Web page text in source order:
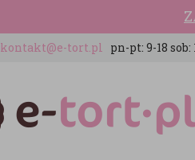
kontakt@e-tort.pl pn-pt: 9-18 sob: